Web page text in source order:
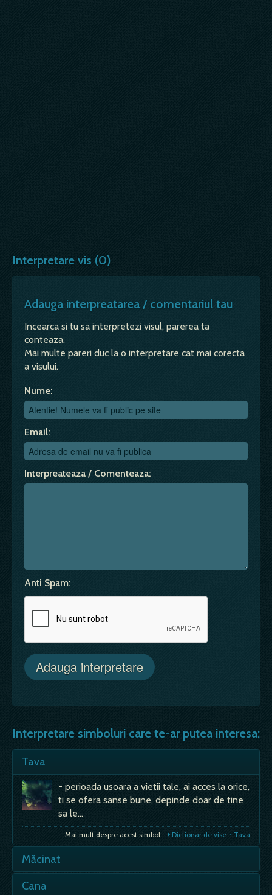
Interpretare vis (0)
Adauga interpreatarea / comentariul tau
Incearca si tu sa interpretezi visul, parerea ta
conteaza.
Mai multe pareri duc la o interpretare cat mai corecta
a visului.
Nume:
Email:
Interpreateaza / Comenteaza:
Anti Spam:
Interpretare simboluri care te-ar putea interesa:
Tava
- perioada usoara a vietii tale, ai acces la orice,
ti se ofera sanse bune, depinde doar de tine
sa le…
Mai mult despre acest simbol: Dictionar de vise ~ Tava
Măcinat
Cana